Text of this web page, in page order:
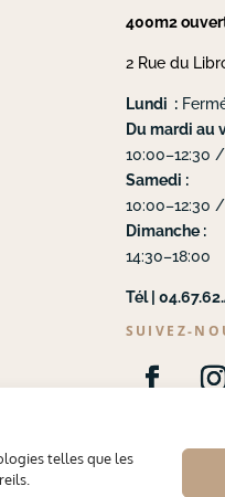
telles que les
400m2
2 Rue du
Lundi :
Du mardi au
10:00–12:30
Samedi :
10:00–12:30
Dimanche :
14:30–18:00
Tél |
SUIVEZ-